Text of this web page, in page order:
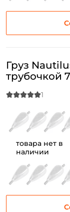
товара нет в
наличии
Груз
трубочкой